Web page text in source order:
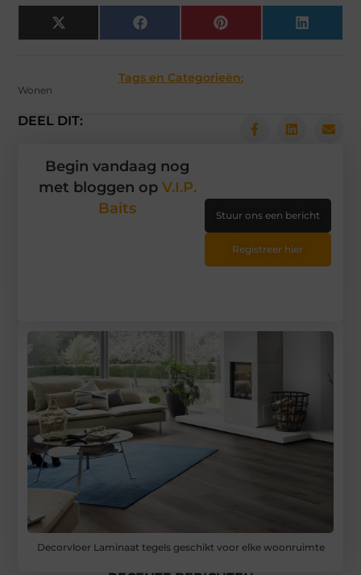
X
(Twitter)
Facebook Pinterest LinkedIn
Tags en Categorieën:
Wonen
DEEL DIT:
Decorvloer Laminaat tegels geschikt voor elke woonruimte
Begin vandaag nog
met bloggen op V.I.P.
Baits
Stuur ons een bericht
Registreer hier